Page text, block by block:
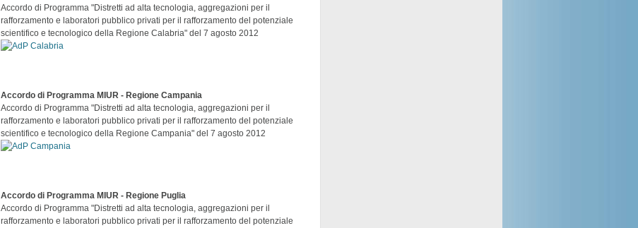
Accordo di Programma "Distretti ad alta tecnologia, aggregazioni per il
rafforzamento e laboratori pubblico privati per il rafforzamento del potenziale
scientifico e tecnologico della Regione Calabria" del 7 agosto 2012
Accordo di Programma MIUR - Regione Campania
Accordo di Programma "Distretti ad alta tecnologia, aggregazioni per il
rafforzamento e laboratori pubblico privati per il rafforzamento del potenziale
scientifico e tecnologico della Regione Campania" del 7 agosto 2012
Accordo di Programma MIUR - Regione Puglia
Accordo di Programma "Distretti ad alta tecnologia, aggregazioni per il
rafforzamento e laboratori pubblico privati per il rafforzamento del potenziale